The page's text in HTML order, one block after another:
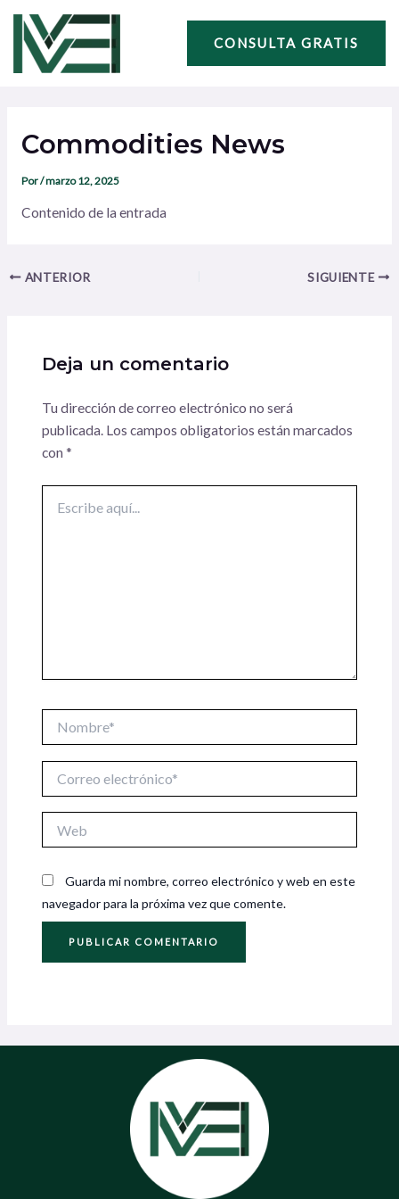
contenido
CONSULTA GRATIS
Commodities News
Por/marzo 12, 2025
Contenido de la entrada
entradas
ANTERIOR SIGUIENTE
Deja un comentario
Tu dirección de correo electrónico no será
publicada. Los campos obligatorios están marcados
con *
aquí...
electrónico*
Guarda mi nombre, correo electrónico y web en este
navegador para la próxima vez que comente.